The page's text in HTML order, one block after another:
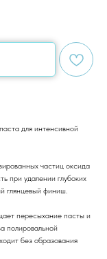
для интенсивной
частиц оксида
при удалении глубоких
глянцевый финиш.
пересыхание пасты и
полировальной
без образования